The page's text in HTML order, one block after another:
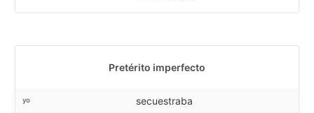
Pretérito imperfecto
yo secuestraba